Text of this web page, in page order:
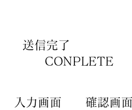
CONPLETE
​送信完了
​入力画面 確認画面